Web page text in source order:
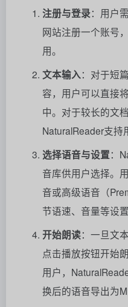
注册与登录：用户
网站注册一个账号
用。
文本输入：对于短
容，用户可以直接
中。对于较长的文
NaturalReader支持
选择语音与设置：
音库供用户选择。
音或高级语音（
节语速、音量等设
开始朗读：一旦文
点击播放按钮开始
用户，
换后的语音导出为